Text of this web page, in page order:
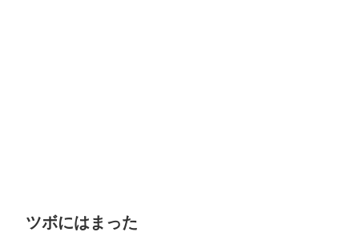
ツボにはまった